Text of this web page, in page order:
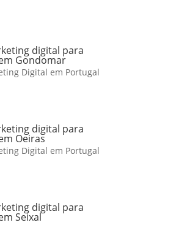
digital para
Gondomar
Digital em Portugal
digital para
Oeiras
Digital em Portugal
digital para
Seixal